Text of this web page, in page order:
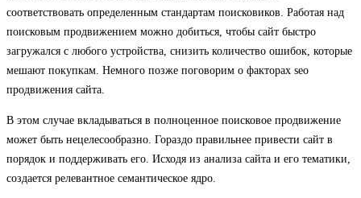
соответствовать определенным стандартам поисковиков. Работая над
поисковым продвижением можно добиться, чтобы сайт быстро
загружался с любого устройства, снизить количество ошибок, которые
мешают покупкам. Немного позже поговорим о факторах seo
продвижения сайта.
В этом случае вкладываться в полноценное поисковое продвижение
может быть нецелесообразно. Гораздо правильнее привести сайт в
порядок и поддерживать его. Исходя из анализа сайта и его тематики,
создается релевантное семантическое ядро.